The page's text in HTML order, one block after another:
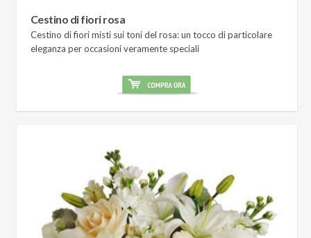
Cestino di fiori rosa
Cestino di fiori misti sui toni del rosa: un tocco di particolare
eleganza per occasioni veramente speciali